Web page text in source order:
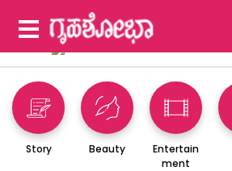
Story Beauty
Entertain
ment